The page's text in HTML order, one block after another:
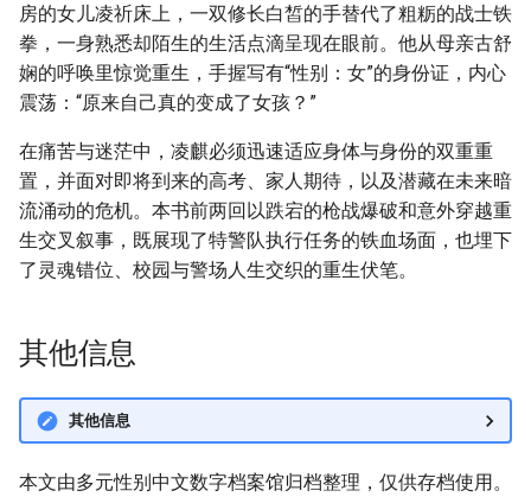
房的女儿凌祈床上，一双修长白皙的手替代了粗粝的战士铁
拳，一身熟悉却陌生的生活点滴呈现在眼前。他从母亲古舒
娴的呼唤里惊觉重生，手握写有“性别：女”的身份证，内心
震荡：“原来自己真的变成了女孩？”
在痛苦与迷茫中，凌麒必须迅速适应身体与身份的双重重
置，并面对即将到来的高考、家人期待，以及潜藏在未来暗
流涌动的危机。本书前两回以跌宕的枪战爆破和意外穿越重
生交叉叙事，既展现了特警队执行任务的铁血场面，也埋下
了灵魂错位、校园与警场人生交织的重生伏笔。
其他信息
其他信息
本文由多元性别中文数字档案馆归档整理，仅供存档使用。